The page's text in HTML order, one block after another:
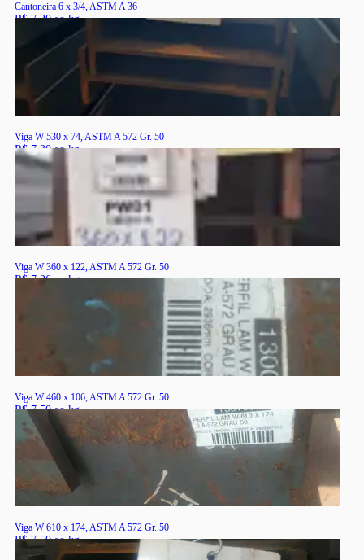
Cantoneira 6 x 3/4, ASTM A 36
R$ 7,20 ao kg
Viga W 530 x 74, ASTM A 572 Gr. 50
R$ 7,30 ao kg
RS
Viga W 360 x 122, ASTM A 572 Gr. 50
R$ 7,36 ao kg
Viga W 460 x 106, ASTM A 572 Gr. 50
R$ 7,50 ao kg
RS
Viga W 610 x 174, ASTM A 572 Gr. 50
R$ 7,50 ao kg
RS